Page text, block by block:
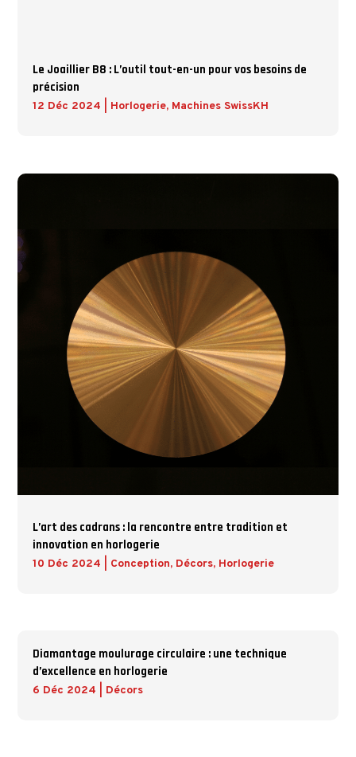
Le Joaillier B8 : L’outil tout-en-un pour vos besoins de
précision
12 Déc 2024 Horlogerie, Machines SwissKH
L’art des cadrans : la rencontre entre tradition et
innovation en horlogerie
10 Déc 2024 Conception, Décors, Horlogerie
Diamantage moulurage circulaire : une technique
d’excellence en horlogerie
6 Déc 2024 Décors